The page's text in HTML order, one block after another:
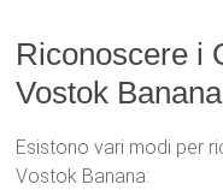
Riconoscere i
Vostok Banana
Esistono vari modi per
Vostok Banana: